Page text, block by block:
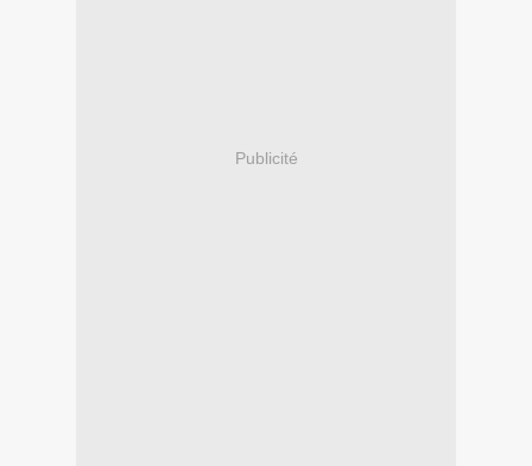
Publicité